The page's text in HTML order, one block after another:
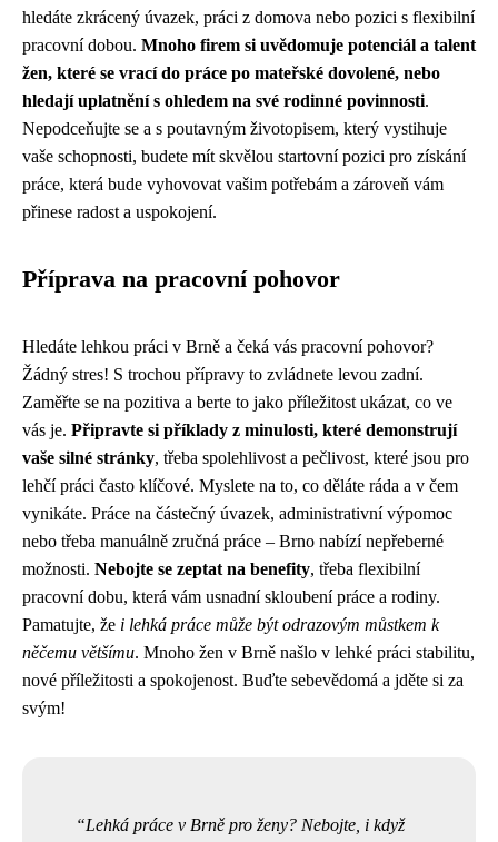
hledáte zkrácený úvazek, práci z domova nebo pozici s flexibilní
pracovní dobou. Mnoho firem si uvědomuje potenciál a talent
žen, které se vrací do práce po mateřské dovolené, nebo
hledají uplatnění s ohledem na své rodinné povinnosti.
Nepodceňujte se a s poutavným životopisem, který vystihuje
vaše schopnosti, budete mít skvělou startovní pozici pro získání
práce, která bude vyhovovat vašim potřebám a zároveň vám
přinese radost a uspokojení.
Příprava na pracovní pohovor
Hledáte lehkou práci v Brně a čeká vás pracovní pohovor?
Žádný stres! S trochou přípravy to zvládnete levou zadní.
Zaměřte se na pozitiva a berte to jako příležitost ukázat, co ve
vás je. Připravte si příklady z minulosti, které demonstrují
vaše silné stránky, třeba spolehlivost a pečlivost, které jsou pro
lehčí práci často klíčové. Myslete na to, co děláte ráda a v čem
vynikáte. Práce na částečný úvazek, administrativní výpomoc
nebo třeba manuálně zručná práce – Brno nabízí nepřeberné
možnosti. Nebojte se zeptat na benefity, třeba flexibilní
pracovní dobu, která vám usnadní skloubení práce a rodiny.
Pamatujte, že i lehká práce může být odrazovým můstkem k
něčemu většímu. Mnoho žen v Brně našlo v lehké práci stabilitu,
nové příležitosti a spokojenost. Buďte sebevědomá a jděte si za
svým!
Lehká práce v Brně pro ženy? Nebojte, i když